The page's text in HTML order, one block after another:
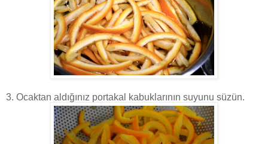
3. Ocaktan aldığınız portakal kabuklarının suyunu süzün.